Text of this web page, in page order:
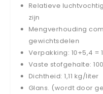
Relatieve
zijn
Mengverhouding
gewichtsdelen
Verpakking: 10+5,4 =
Vaste stofgehalte:
Dichtheid: 1,11 kg/liter
Glans. (wordt door